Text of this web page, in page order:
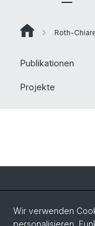
Roth-
Publikationen
Projekte
Social Media
Wir verwenden
personalisieren,